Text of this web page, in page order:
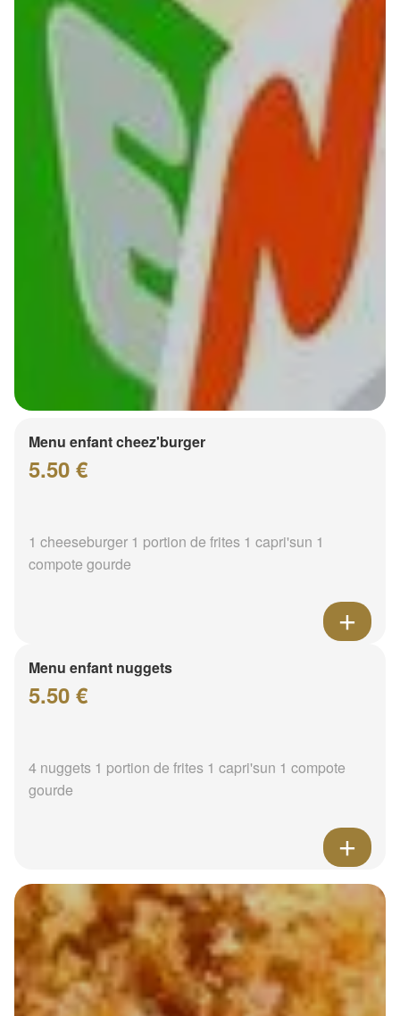
Menu enfant cheez'burger
5.50 €
1 cheeseburger 1 portion de frites 1 capri'sun 1
compote gourde
Menu enfant nuggets
5.50 €
4 nuggets 1 portion de frites 1 capri'sun 1 compote
gourde